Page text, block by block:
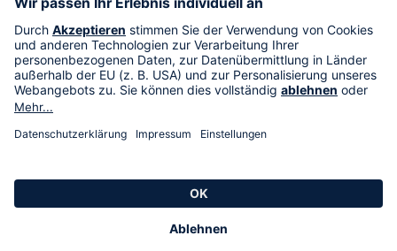
Im TV
HSE International